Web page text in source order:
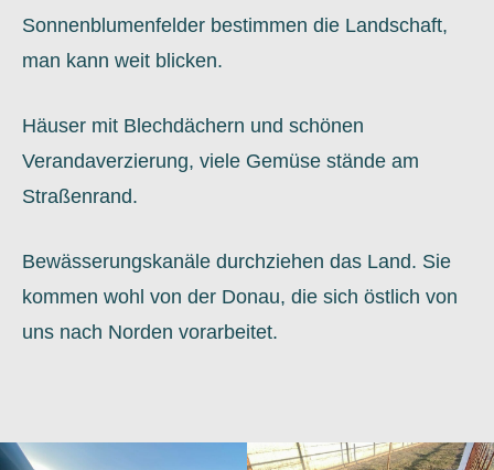
Sonnenblumenfelder bestimmen die Landschaft,
man kann weit blicken.
Häuser mit Blechdächern und schönen
Verandaverzierung, viele Gemüse stände am
Straßenrand.
Bewässerungskanäle durchziehen das Land. Sie
kommen wohl von der Donau, die sich östlich von
uns nach Norden vorarbeitet.